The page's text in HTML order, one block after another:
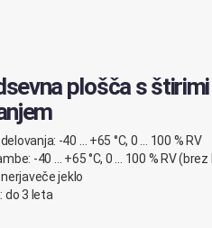
plošča s
-40 … +65 °C, 0 … 100 % RV
-40 … +65 °C, 0 … 100 % RV
jeklo
do 3 leta